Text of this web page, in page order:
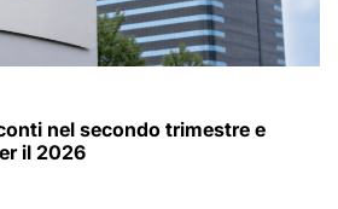
nel secondo trimestre e
il 2026